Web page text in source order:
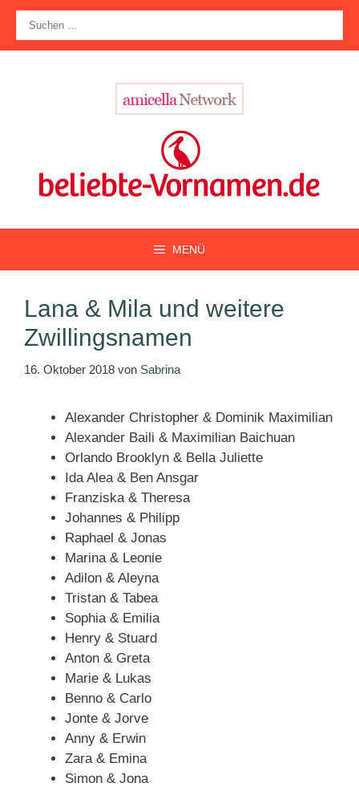
Zum
Inhalt
springen
nach:
MENÜ
Lana & Mila und weitere
Zwillingsnamen
16. Oktober 2018 von Sabrina
Alexander Christopher & Dominik Maximilian
Alexander Baili & Maximilian Baichuan
Orlando Brooklyn & Bella Juliette
Ida Alea & Ben Ansgar
Franziska & Theresa
Johannes & Philipp
Raphael & Jonas
Marina & Leonie
Adilon & Aleyna
Tristan & Tabea
Sophia & Emilia
Henry & Stuard
Anton & Greta
Marie & Lukas
Benno & Carlo
Jonte & Jorve
Anny & Erwin
Zara & Emina
Simon & Jona